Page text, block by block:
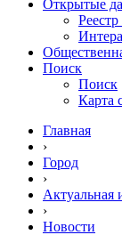
Открытые
Поиск
Поиск
Карта
Главная
›
Город
›
Актуальная
›
Новости